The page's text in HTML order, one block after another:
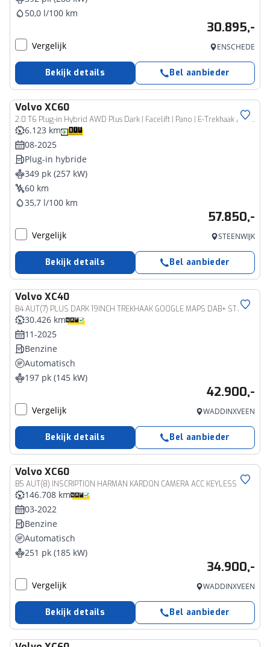
50,0 l/100 km
30.895,-
Vergelijk ENSCHEDE
Bekijk details Bel aanbieder
Volvo XC60
2.0 T6 Plug-in Hybrid AWD Plus Dark | Facelift | Pano | E-Trekhaak | Head-Up
6.123 km
08-2025
Plug-in hybride
349 pk (257 kW)
60 km
35,7 l/100 km
57.850,-
Vergelijk STEENWIJK
Bekijk details Bel aanbieder
Volvo XC40
B4 AUT(7) PLUS DARK 19INCH TREKHAAK GOOGLE MAPS DAB+ STOELVERWARMING
30.426 km
11-2025
Benzine
Automatisch
197 pk (145 kW)
42.900,-
Vergelijk WADDINXVEEN
Bekijk details Bel aanbieder
Volvo XC60
B5 AUT(8) INSCRIPTION HARMAN KARDON CAMERA ACC KEYLESS LEDER
146.708 km
03-2022
Benzine
Automatisch
251 pk (185 kW)
34.900,-
Vergelijk WADDINXVEEN
Bekijk details Bel aanbieder